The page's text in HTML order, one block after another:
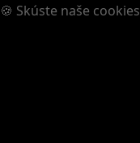
🍪 Skúste naše cookies